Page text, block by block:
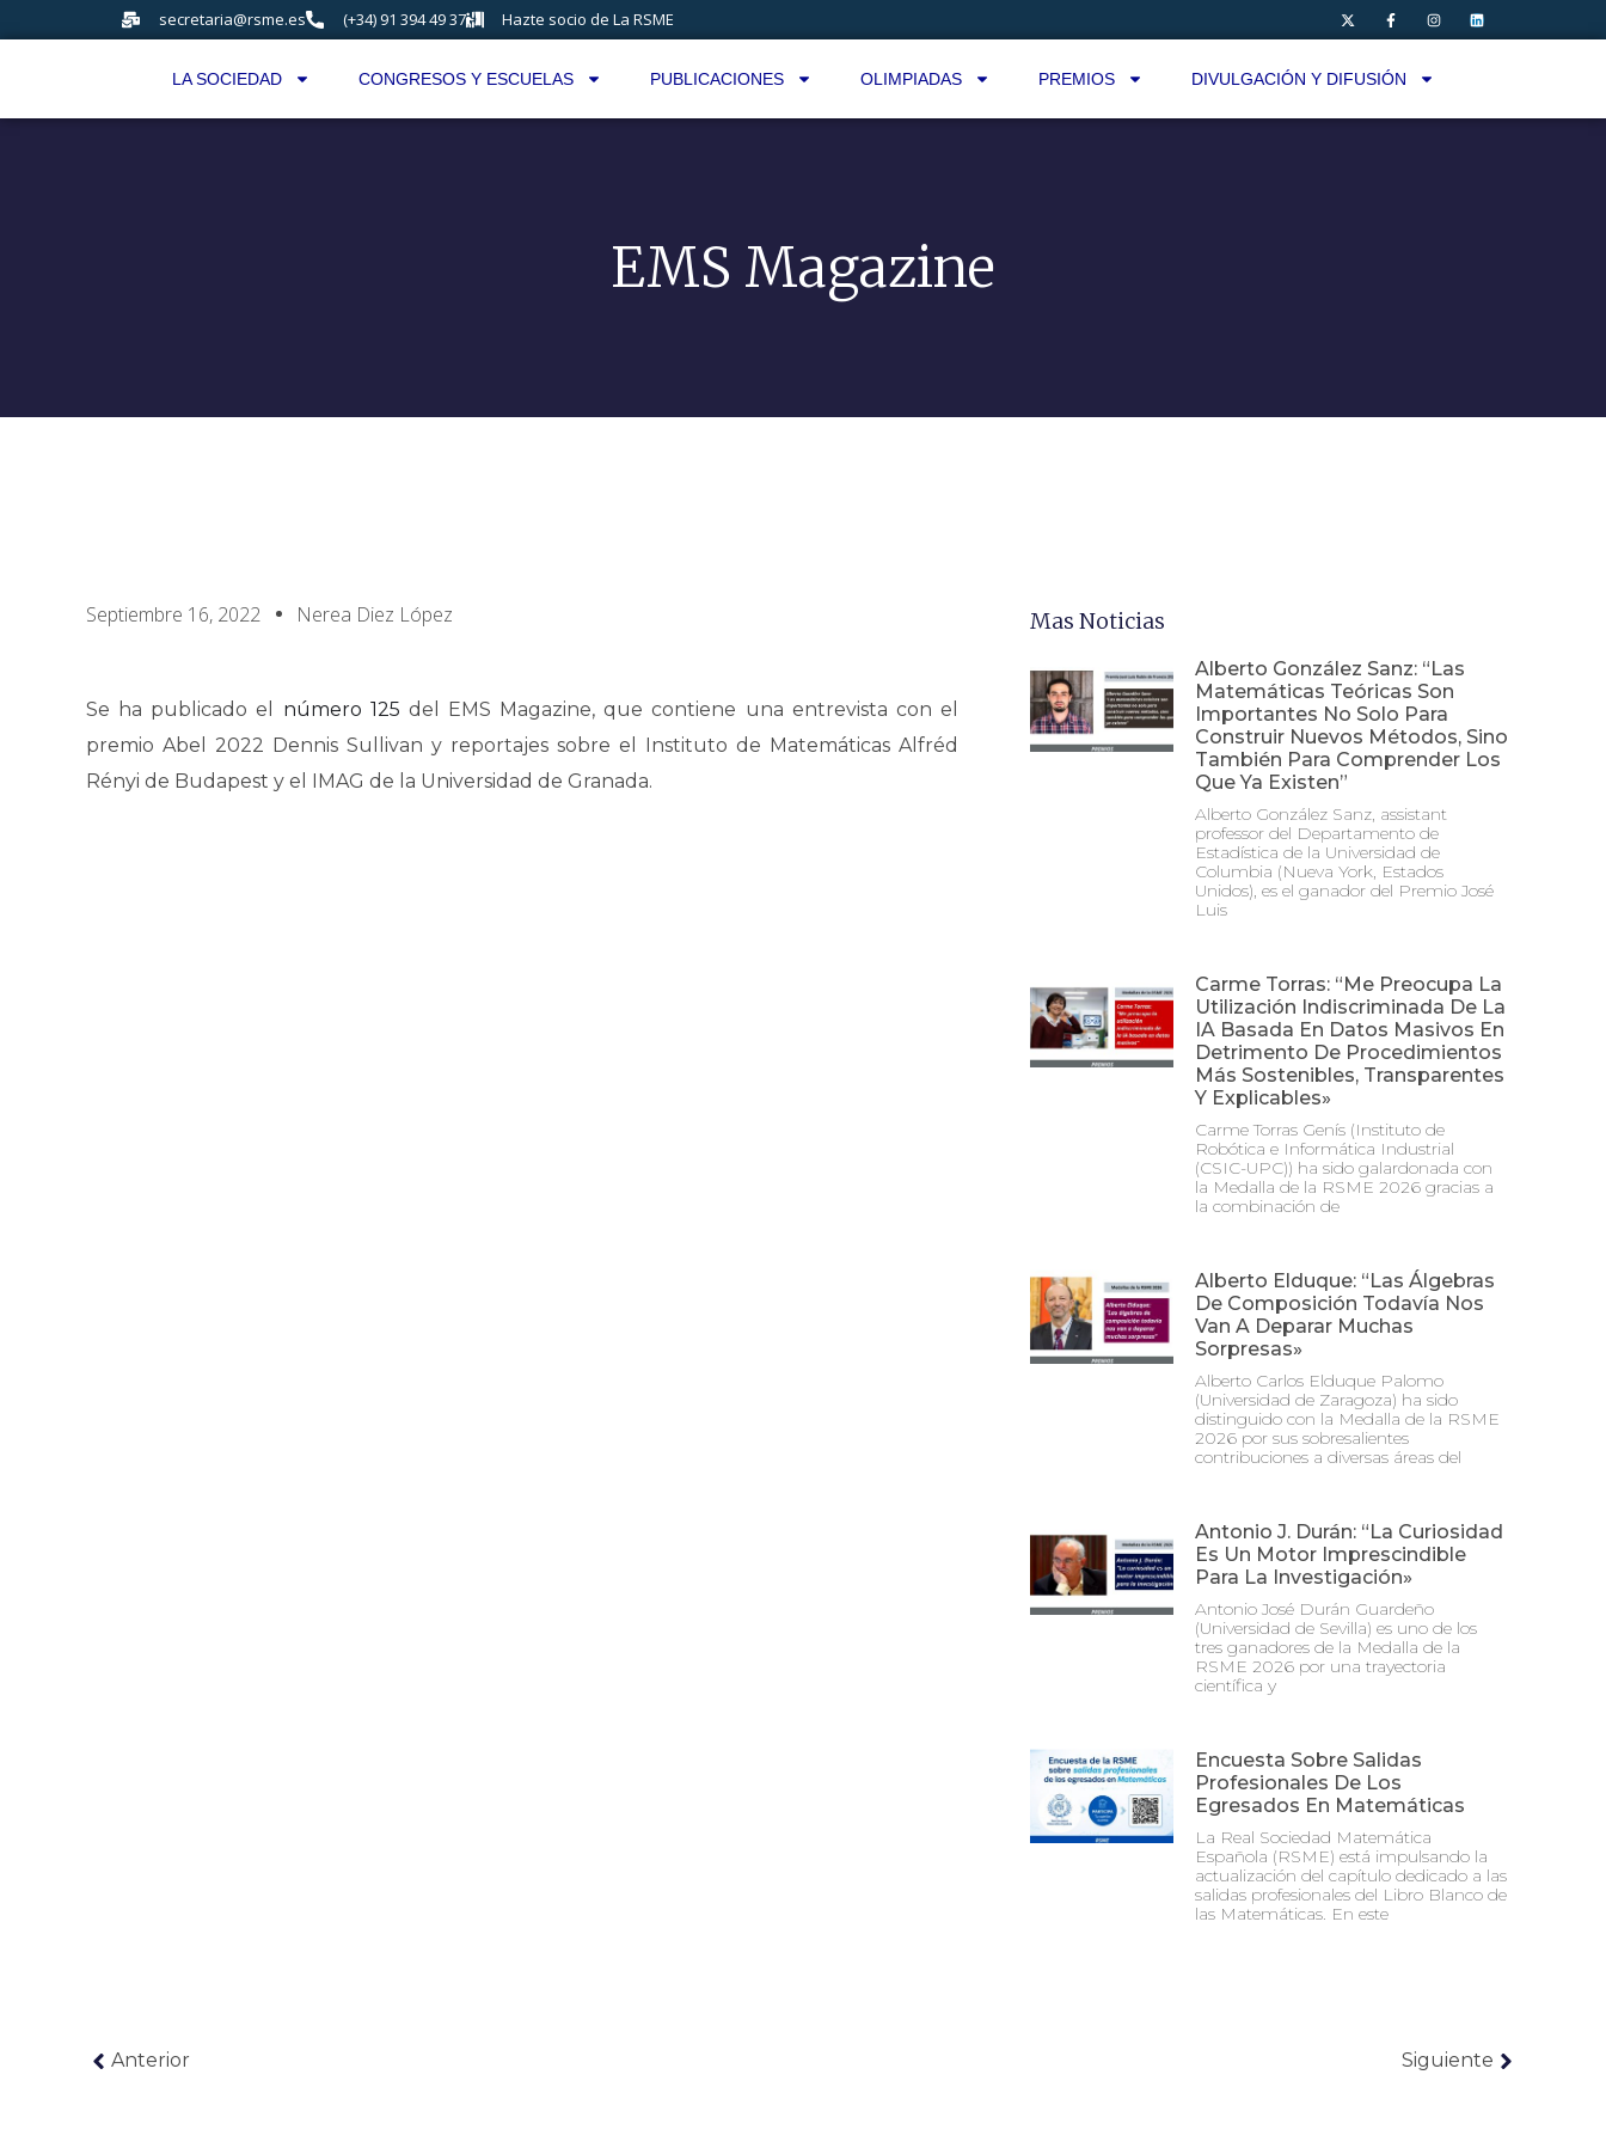
secretaria@rsme.es (+34) 91 394 49 37 Hazte socio de La RSME
LA SOCIEDAD CONGRESOS Y ESCUELAS PUBLICACIONES OLIMPIADAS PREMIOS DIVULGACIÓN Y DIFUSIÓN
EMS Magazine
Septiembre 16, 2022 Nerea Diez López
Se ha publicado el número 125 del EMS Magazine, que contiene una entrevista con el
premio Abel 2022 Dennis Sullivan y reportajes sobre el Instituto de Matemáticas Alfréd
Rényi de Budapest y el IMAG de la Universidad de Granada.
Mas Noticias
Alberto González Sanz: “Las
Matemáticas Teóricas Son
Importantes No Solo Para
Construir Nuevos Métodos, Sino
También Para Comprender Los
Que Ya Existen”
Alberto González Sanz, assistant
professor del Departamento de
Estadística de la Universidad de
Columbia (Nueva York, Estados
Unidos), es el ganador del Premio José
Luis
Carme Torras: “Me Preocupa La
Utilización Indiscriminada De La
IA Basada En Datos Masivos En
Detrimento De Procedimientos
Más Sostenibles, Transparentes
Y Explicables»
Carme Torras Genís (Instituto de
Robótica e Informática Industrial
(CSIC-UPC)) ha sido galardonada con
la Medalla de la RSME 2026 gracias a
la combinación de
Alberto Elduque: “Las Álgebras
De Composición Todavía Nos
Van A Deparar Muchas
Sorpresas»
Alberto Carlos Elduque Palomo
(Universidad de Zaragoza) ha sido
distinguido con la Medalla de la RSME
2026 por sus sobresalientes
contribuciones a diversas áreas del
Antonio J. Durán: “La Curiosidad
Es Un Motor Imprescindible
Para La Investigación»
Antonio José Durán Guardeño
(Universidad de Sevilla) es uno de los
tres ganadores de la Medalla de la
RSME 2026 por una trayectoria
científica y
Encuesta Sobre Salidas
Profesionales De Los
Egresados En Matemáticas
La Real Sociedad Matemática
Española (RSME) está impulsando la
actualización del capítulo dedicado a las
salidas profesionales del Libro Blanco de
las Matemáticas. En este
Anterior Siguiente